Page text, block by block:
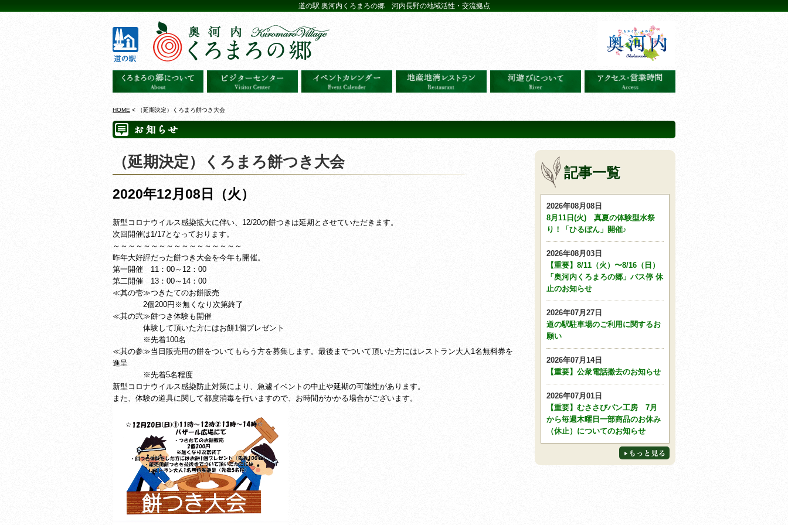
道の駅 奥河内くろまろの郷 河内長野の地域活性・交流拠点
HOME < （延期決定）くろまろ餅つき大会
（延期決定）くろまろ餅つき大会
2020年12月08日（火）
新型コロナウイルス感染拡大に伴い、12/20の餅つきは延期とさせていただきます。
次回開催は1/17となっております。
～～～～～～～～～～～～～～～～～
昨年大好評だった餅つき大会を今年も開催。
第一開催 11：00～12：00
第二開催 13：00～14：00
≪其の壱≫つきたてのお餅販売
2個200円※無くなり次第終了
≪其の弐≫餅つき体験も開催
体験して頂いた方にはお餅1個プレゼント
※先着100名
≪其の参≫当日販売用の餅をついてもらう方を募集します。最後までついて頂いた方にはレストラン大人1名無料券を
進呈
※先着5名程度
新型コロナウイルス感染防止対策により、急遽イベントの中止や延期の可能性があります。
また、体験の道具に関して都度消毒を行いますので、お時間がかかる場合がございます。
記事一覧
2026年08月08日
8月11日(火) 真夏の体験型水祭
り！「ひるぼん」開催♪
2026年08月03日
【重要】8/11（火）〜8/16（日）
「奥河内くろまろの郷」バス停 休
止のお知らせ
2026年07月27日
道の駅駐車場のご利用に関するお
願い
2026年07月14日
【重要】公衆電話撤去のお知らせ
2026年07月01日
【重要】むささびパン工房 7月
から毎週木曜日一部商品のお休み
（休止）についてのお知らせ